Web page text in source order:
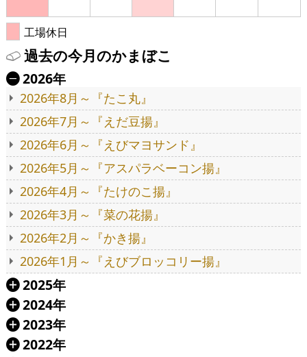
工場休日
過去の今月のかまぼこ
Ä 2026年
2026年8月～『たこ丸』
2026年7月～『えだ豆揚』
2026年6月～『えびマヨサンド』
2026年5月～『アスパラベーコン揚』
2026年4月～『たけのこ揚』
2026年3月～『菜の花揚』
2026年2月～『かき揚』
2026年1月～『えびブロッコリー揚』
Á 2025年
Á 2024年
Á 2023年
Á 2022年